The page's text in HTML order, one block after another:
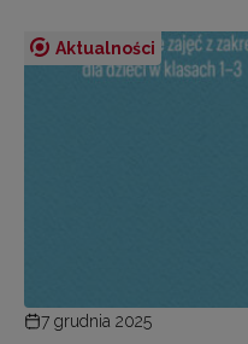
Aktualności
7 grudnia 2025